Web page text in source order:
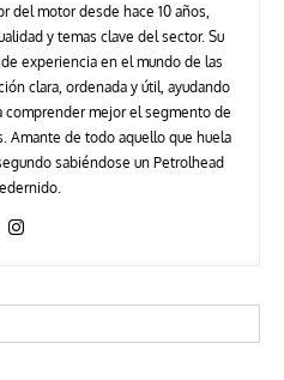
del motor desde hace 10 años,
y temas clave del sector. Su
experiencia en el mundo de las
clara, ordenada y útil, ayudando
comprender mejor el segmento de
Amante de todo aquello que huela
sabiéndose un Petrolhead